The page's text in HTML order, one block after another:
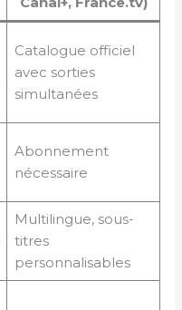
Catalogue officiel
avec sorties
simultanées
Abonnement
nécessaire
Multilingue, sous-
titres
personnalisables